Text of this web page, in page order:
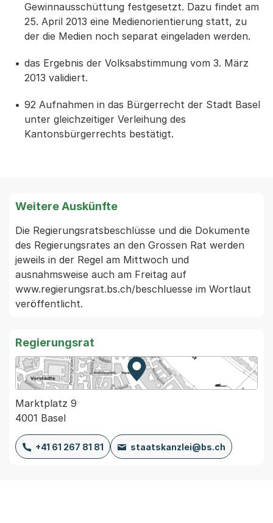
Gewinnausschüttung festgesetzt. Dazu findet am
25. April 2013 eine Medienorientierung statt, zu
der die Medien noch separat eingeladen werden.
das Ergebnis der Volksabstimmung vom 3. März
2013 validiert.
92 Aufnahmen in das Bürgerrecht der Stadt Basel
unter gleichzeitiger Verleihung des
Kantonsbürgerrechts bestätigt.
Weitere Auskünfte
Die Regierungsratsbeschlüsse und die Dokumente
des Regierungsrates an den Grossen Rat werden
jeweils in der Regel am Mittwoch und
ausnahmsweise auch am Freitag auf
www.regierungsrat.bs.ch/beschluesse im Wortlaut
veröffentlicht.
Regierungsrat
Zur Karte von MapBS.
Externer Link, wird in einem
Marktplatz 9
4001 Basel
+41 61 267 81 81 staatskanzlei@bs.ch